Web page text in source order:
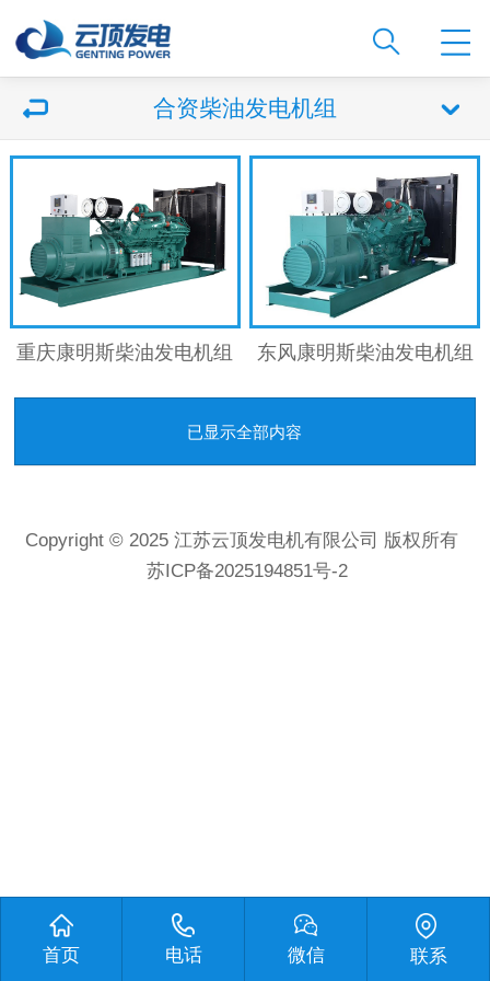
合资柴油发电机组
重庆康明斯柴油发电机组 东风康明斯柴油发电机组
已显示全部内容
Copyright © 2025 江苏云顶发电机有限公司 版权所有
苏ICP备2025194851号-2
首页 电话 微信 联系